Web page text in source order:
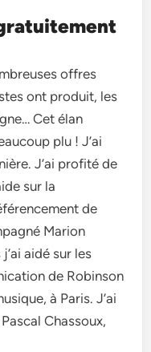
offres
ont produit, les
Cet élan
plu ! J’ai
J’ai profité de
sur la
de
Marion
aidé sur les
de Robinson
à Paris. J’ai
Chassoux,